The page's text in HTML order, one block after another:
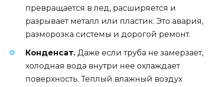
превращается в лед, расширяется и
разрывает металл или пластик. Это авария,
разморозка системы и дорогой ремонт.
Конденсат. Даже если труба не замерзает,
холодная вода внутри нее охлаждает
поверхность. Теплый влажный воздух